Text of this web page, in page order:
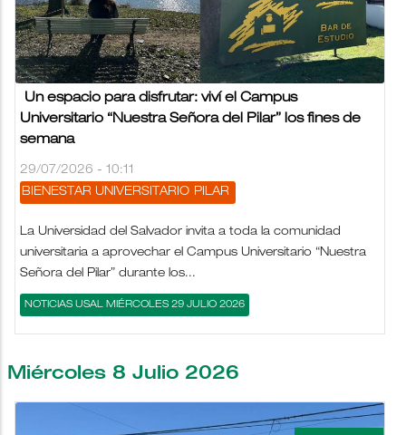
Un espacio para disfrutar: viví el Campus
Universitario “Nuestra Señora del Pilar” los fines de
semana
29/07/2026 - 10:11
BIENESTAR UNIVERSITARIO PILAR
La Universidad del Salvador invita a toda la comunidad
universitaria a aprovechar el Campus Universitario “Nuestra
Señora del Pilar” durante los...
NOTICIAS USAL MIÉRCOLES 29 JULIO 2026
Miércoles 8 Julio 2026